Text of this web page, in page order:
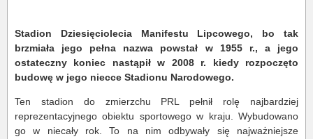
Stadion Dziesięciolecia Manifestu Lipcowego, bo tak
brzmiała jego pełna nazwa powstał w 1955 r., a jego
ostateczny koniec nastąpił w 2008 r. kiedy rozpoczęto
budowę w jego niecce Stadionu Narodowego.
Ten stadion do zmierzchu PRL pełnił rolę najbardziej
reprezentacyjnego obiektu sportowego w kraju. Wybudowano
go w niecały rok. To na nim odbywały się najważniejsze